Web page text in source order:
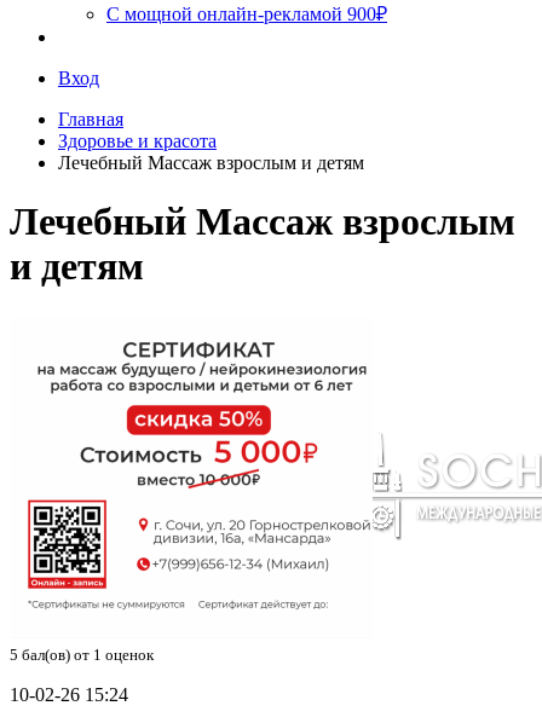
С мощной онлайн-рекламой 900₽
Вход
Главная
Здоровье и красота
Лечебный Массаж взрослым и детям
Лечебный Массаж взрослым
и детям
5 бал(ов) от 1 оценок
10-02-26 15:24